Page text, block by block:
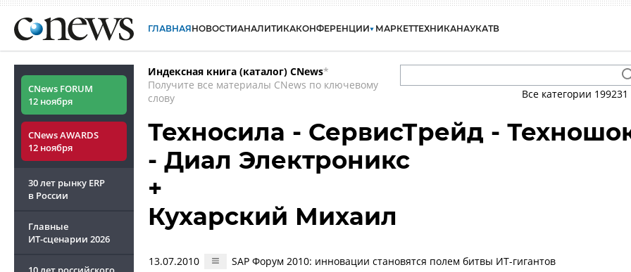
ГЛАВНАЯНОВОСТИАНАЛИТИКАКОНФЕРЕНЦИИ МАРКЕТТЕХНИКАНАУКАТВ
CNews FORUM
12 ноября
CNews AWARDS
12 ноября
30 лет рынку ERP
в России
Главные
ИТ-сценарии 2026
Индексная книга (каталог) CNews*
Получите все материалы CNews по ключевому
слову
Все категории 199231
Техносила - СервисТрейд -
- Диал Электроникс
+
Кухарский Михаил
13.07.2010 SAP Форум 2010: инновации становятся полем битвы ИТ-гигантов